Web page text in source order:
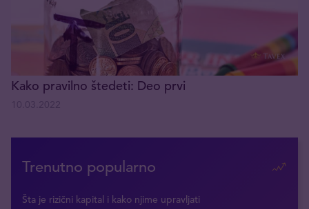
Kako pravilno štedeti: Deo prvi
Trenutno popularno
Šta je rizični kapital i kako njime upravljati